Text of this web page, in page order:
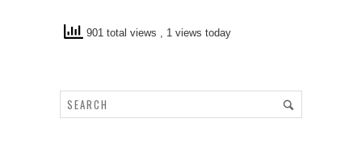
901 total views , 1 views today